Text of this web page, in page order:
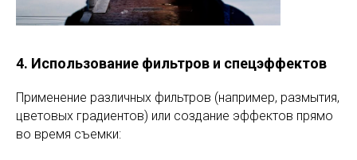
4. Использование фильтров и спецэффектов
Применение различных фильтров (например, размытия,
цветовых градиентов) или создание эффектов прямо
во время съемки: